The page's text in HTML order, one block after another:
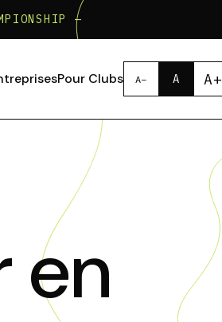
—
Pour Clubs A− A A+
en